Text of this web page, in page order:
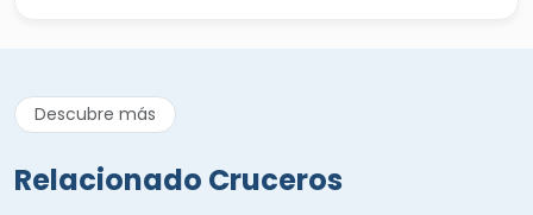
Descubre más
Relacionado Cruceros